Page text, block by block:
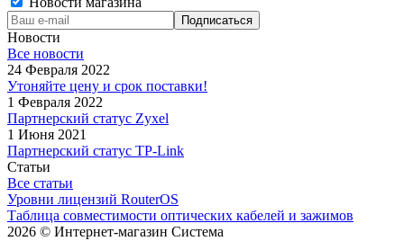
Новости
Все новости
24 Февраля 2022
Утоняйте цену и срок поставки!
1 Февраля 2022
Партнерский статус Zyxel
1 Июня 2021
Партнерский статус TP-Link
Статьи
Все статьи
Уровни лицензий RouterOS
Таблица совместимости оптических кабелей и зажимов
2026 © Интернет-магазин Система